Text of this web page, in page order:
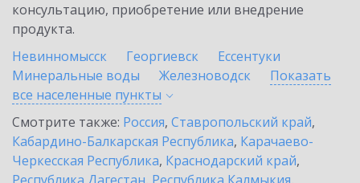
консультацию, приобретение или внедрение
продукта.
Невинномысск
Георгиевск
Ессентуки
Минеральные воды
Железноводск
Показать
все населенные пункты
Смотрите также: Россия, Ставропольский край,
Кабардино-Балкарская Республика, Карачаево-
Черкесская Республика, Краснодарский край,